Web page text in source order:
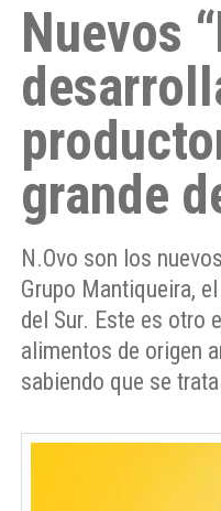
Nuevos
grande
N.Ovo son los
Grupo Mantiqueira,
del Sur. Este es otro
alimentos de origen
sabiendo que se